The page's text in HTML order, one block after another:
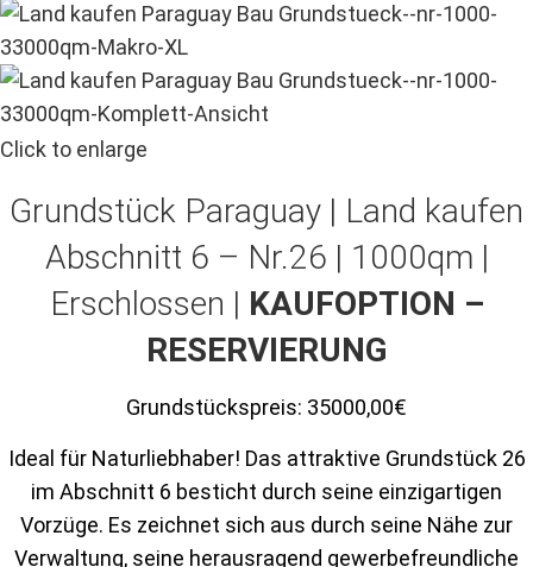
Click to enlarge
Grundstück Paraguay | Land kaufen
Abschnitt 6 – Nr.26 | 1000qm |
Erschlossen | KAUFOPTION –
RESERVIERUNG
Grundstückspreis: 35000,00€
Ideal für Naturliebhaber! Das attraktive Grundstück 26
im Abschnitt 6 besticht durch seine einzigartigen
Vorzüge. Es zeichnet sich aus durch seine Nähe zur
Verwaltung, seine herausragend gewerbefreundliche